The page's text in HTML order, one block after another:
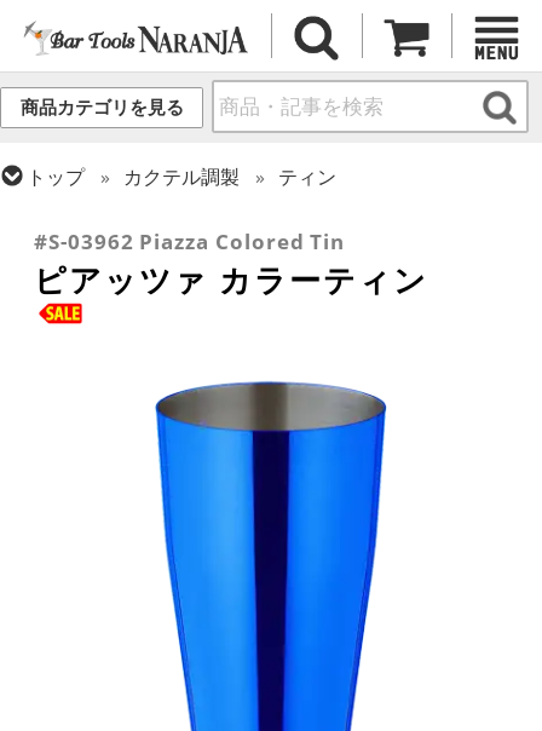
商品カテゴリを見る
トップ カクテル調製
ティン
#S-03962 Piazza Colored Tin
ピアッツァ カラーティン